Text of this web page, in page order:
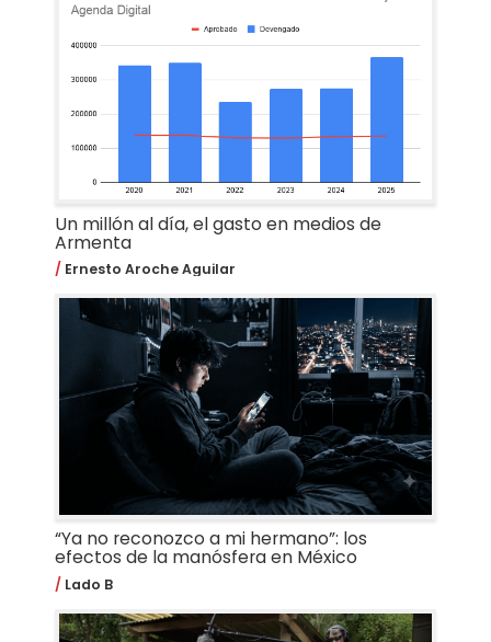
Un millón al día, el gasto en medios de
Armenta
Ernesto Aroche Aguilar
“Ya no reconozco a mi hermano”: los
efectos de la manósfera en México
Lado B